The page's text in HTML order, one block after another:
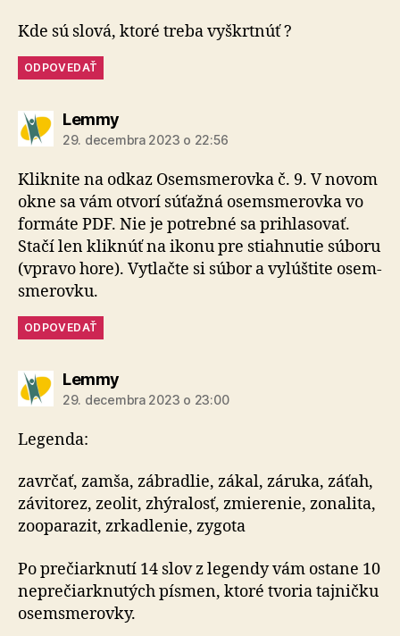
Kde sú slová, ktoré treba vyškrtnúť ?
ODPOVEDAŤ
Lemmyhovorí:
29. decembra 2023 o 22:56
Kliknite na odkaz Osem­sme­rovka č. 9. V no­vom
okne sa vám otvorí sú­ťaž­ná osem­sme­rovka vo
for­máte PDF. Nie je potrebné sa pri­hla­so­vať.
Stačí len klik­núť na ikonu pre stiahnutie súboru
(vpravo hore). Vytlačte si súbor a vy­lúš­tite osem­
sme­rovku.
ODPOVEDAŤ
Lemmyhovorí:
29. decembra 2023 o 23:00
Legenda:
zavrčať, zamša, zábradlie, zákal, záruka, záťah,
závitorez, zeolit, zhýralosť, zmierenie, zonalita,
zooparazit, zrkadlenie, zygota
Po prečiarknutí 14 slov z legendy vám ostane 10
neprečiarknutých písmen, ktoré tvoria tajničku
osemsmerovky.